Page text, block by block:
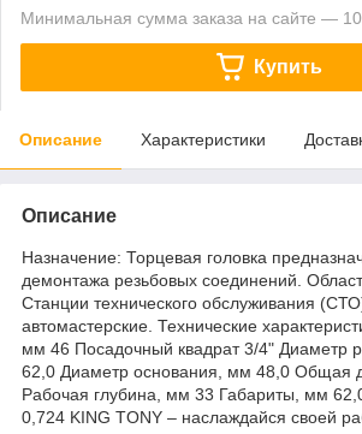
Минимальная сумма заказа на сайте —
Купить
Описание Характеристики
Описание
Назначение: Торцевая головка
демонтажа резьбовых соединений.
Станции технического обслуживания
автомастерские. Технические
мм 46 Посадочный квадрат 3/4" Диаметр
62,0 Диаметр основания, мм 48,0 Общая
Рабочая глубина, мм 33 Габариты, мм
0,724 KING TONY – наслаждайся своей